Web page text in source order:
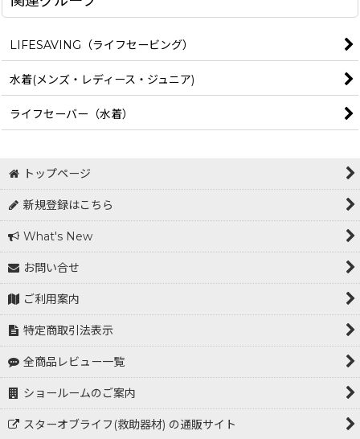
LIFESAVING（ライフセービング）
水着(メンズ・レディース・ジュニア)
ライフセーバー（水着）
トップページ
新規登録はこちら
What's New
お問い合せ
ご利用案内
特定商取引法表示
全商品レビュー一覧
ショールームのご案内
スターオブライフ(救助器材) の通販サイト